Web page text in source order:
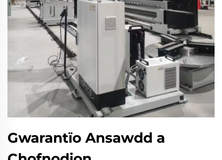
Gwarantïo Ansawdd a